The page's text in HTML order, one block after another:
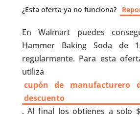
¿Esta oferta ya no funciona?
En Walmart puedes
Hammer Baking Soda de
regularmente. Para esta
utiliza
cupón de manufacturero
descuento
. Al final los obtienes a solo